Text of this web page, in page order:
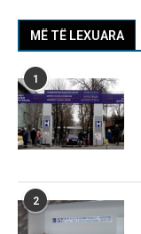
MË TË LEXUARA
1
2